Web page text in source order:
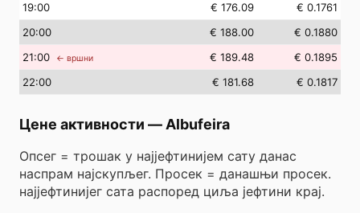
19:00 € 176.09
€ 0.1761
20:00 € 188.00
€ 0.1880
21:00 ← вршни € 189.48
€ 0.1895
22:00 € 181.68 € 0.1817
Цене активности — Albufeira
Опсег = трошак у најјефтинијем сату данас
наспрам најскупљег. Просек = данашњи просек.
најјефтинијег сата распоред циља јефтини крај.